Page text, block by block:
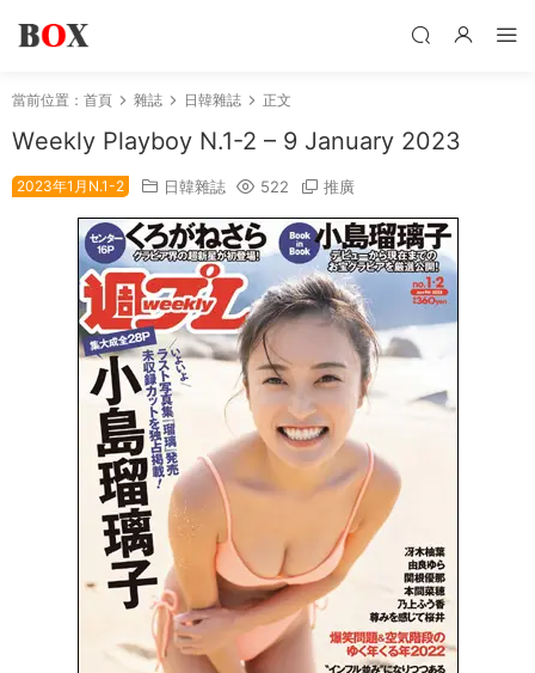
當前位置： 首頁 雜誌 日韓雜誌 正文
Wеekly Plаyboy N.1-2 – 9 January 2023
2023年1月N.1-2 日韓雜誌 522 推廣